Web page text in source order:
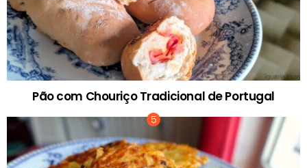
Pão com Chouriço Tradicional de Portugal